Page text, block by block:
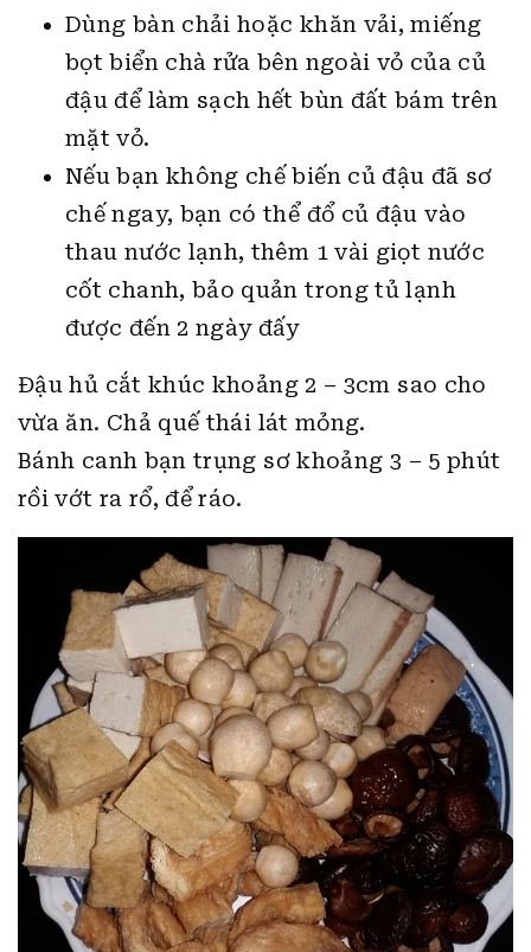
Dùng bàn chải hoặc khăn vải, miếng
bọt biển chà rửa bên ngoài vỏ của củ
đậu để làm sạch hết bùn đất bám trên
mặt vỏ.
Nếu bạn không chế biến củ đậu đã sơ
chế ngay, bạn có thể đổ củ đậu vào
thau nước lạnh, thêm 1 vài giọt nước
cốt chanh, bảo quản trong tủ lạnh
được đến 2 ngày đấy
Đậu hủ cắt khúc khoảng 2 – 3cm sao cho
vừa ăn. Chả quế thái lát mỏng.
Bánh canh bạn trụng sơ khoảng 3 – 5 phút
rồi vớt ra rổ, để ráo.